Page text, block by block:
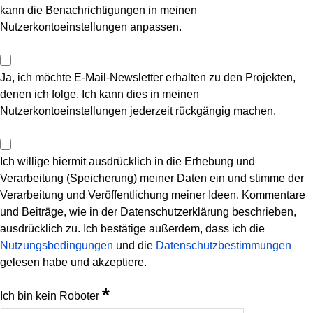
kann die Benachrichtigungen in meinen
Nutzerkontoeinstellungen anpassen.
Ja, ich möchte E-Mail-Newsletter erhalten zu den Projekten,
denen ich folge. Ich kann dies in meinen
Nutzerkontoeinstellungen jederzeit rückgängig machen.
Ich willige hiermit ausdrücklich in die Erhebung und
Verarbeitung (Speicherung) meiner Daten ein und stimme der
Verarbeitung und Veröffentlichung meiner Ideen, Kommentare
und Beiträge, wie in der Datenschutzerklärung beschrieben,
ausdrücklich zu. Ich bestätige außerdem, dass ich die
Nutzungsbedingungen und die Datenschutzbestimmungen
gelesen habe und akzeptiere.
Ich bin kein Roboter *